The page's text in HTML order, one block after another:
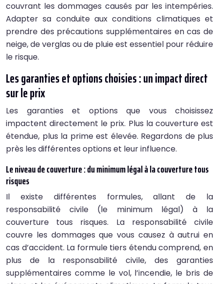
couvrant les dommages causés par les intempéries.
Adapter sa conduite aux conditions climatiques et
prendre des précautions supplémentaires en cas de
neige, de verglas ou de pluie est essentiel pour réduire
le risque.
Les garanties et options choisies : un impact direct
sur le prix
Les garanties et options que vous choisissez
impactent directement le prix. Plus la couverture est
étendue, plus la prime est élevée. Regardons de plus
près les différentes options et leur influence.
Le niveau de couverture : du minimum légal à la couverture tous
risques
Il existe différentes formules, allant de la
responsabilité civile (le minimum légal) à la
couverture tous risques. La responsabilité civile
couvre les dommages que vous causez à autrui en
cas d’accident. La formule tiers étendu comprend, en
plus de la responsabilité civile, des garanties
supplémentaires comme le vol, l’incendie, le bris de